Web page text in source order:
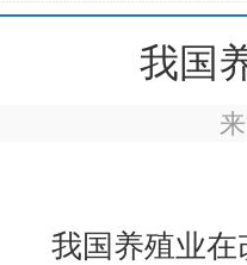
我国
我国养殖业在